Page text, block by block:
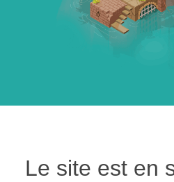
Le site est en